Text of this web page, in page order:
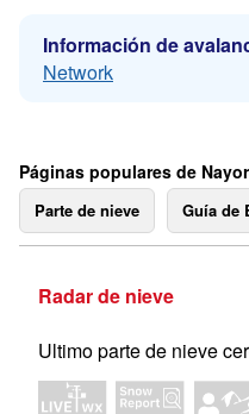
Información de
Network
Páginas populares de
Parte de nieve Guía de
Radar de nieve
Ultimo parte de nieve